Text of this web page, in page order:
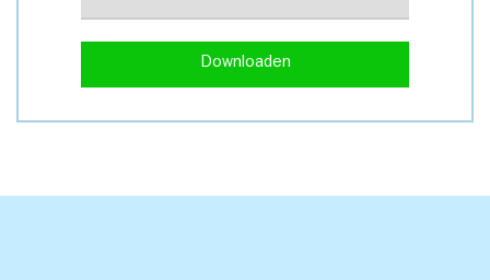
Downloaden